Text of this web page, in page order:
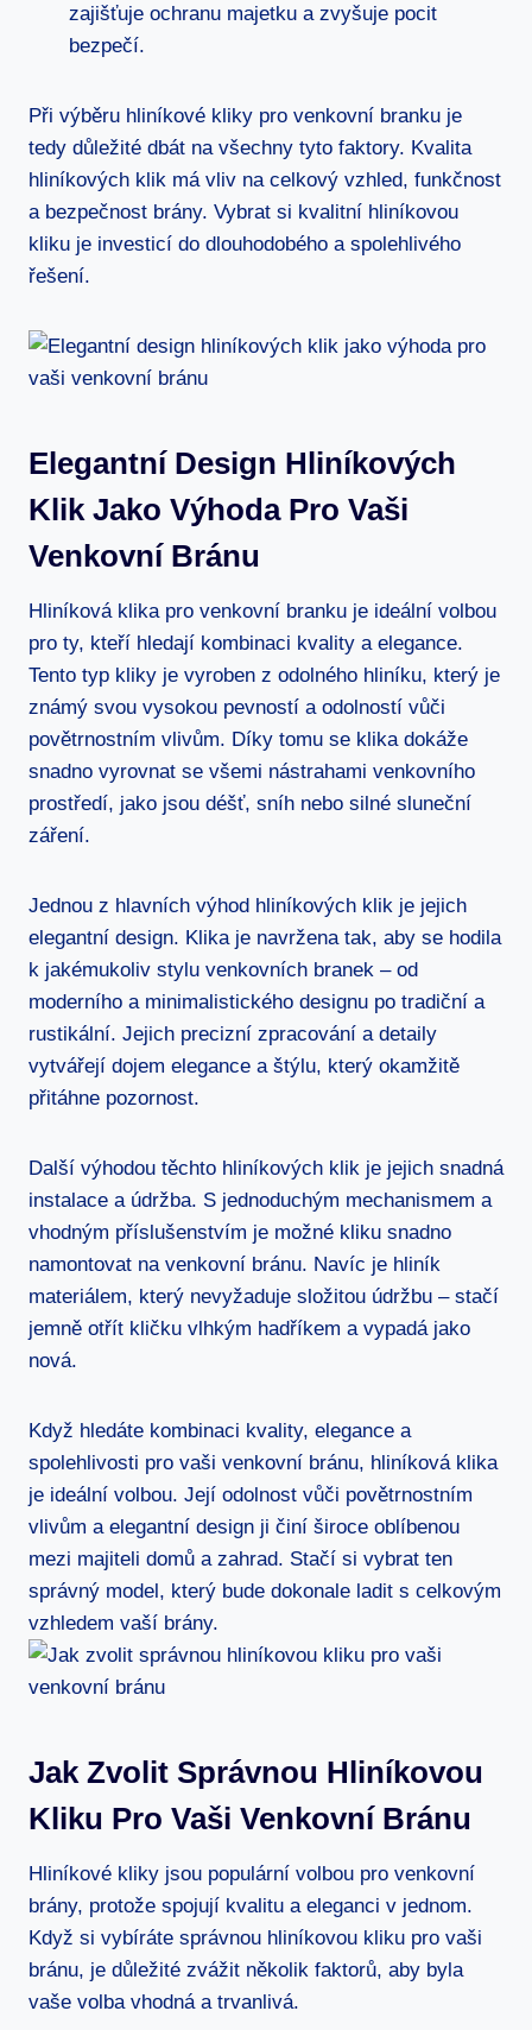
zajišťuje ochranu⁣ majetku a zvyšuje pocit
bezpečí.
Při výběru hliníkové kliky pro venkovní branku je
tedy důležité dbát ‌na všechny tyto faktory. Kvalita
hliníkových klik má vliv na celkový vzhled, funkčnost
‌a bezpečnost brány. ‌Vybrat si kvalitní hliníkovou‍
kliku⁢ je investicí do dlouhodobého a spolehlivého
řešení.
Elegantní Design Hliníkových
Klik Jako Výhoda‍ Pro Vaši
Venkovní Bránu
Hliníková⁣ klika pro venkovní branku ⁣je ideální volbou
pro ty, kteří hledají kombinaci kvality a elegance.
Tento typ kliky je⁤ vyroben z odolného hliníku, který‌ je
známý svou vysokou pevností a odolností‍ vůči​
povětrnostním vlivům. ⁤Díky tomu ⁤se klika dokáže
‌snadno vyrovnat se všemi nástrahami venkovního
prostředí, jako jsou déšť, sníh nebo silné sluneční
záření.
Jednou z hlavních výhod‌ hliníkových klik je jejich
elegantní design. Klika je navržena tak, aby se hodila
k jakémukoliv stylu venkovních branek – od
⁢moderního a minimalistického designu po tradiční a
rustikální. Jejich precizní zpracování a detaily
vytvářejí dojem elegance a štýlu, který okamžitě
přitáhne pozornost.
Další⁤ výhodou těchto hliníkových klik je jejich snadná
instalace a údržba. ​S jednoduchým mechanismem a
vhodným příslušenstvím je možné​ kliku snadno
namontovat na venkovní bránu. Navíc je hliník
materiálem, který nevyžaduje složitou údržbu​ – stačí
jemně otřít kličku vlhkým hadříkem a vypadá jako
nová.
Když hledáte⁤ kombinaci kvality, elegance a
spolehlivosti pro​ vaši venkovní‍ bránu, hliníková ⁢klika ​
je ideální volbou. Její odolnost⁤ vůči povětrnostním
vlivům a elegantní ‌design ⁢ji činí široce oblíbenou
mezi majiteli domů a zahrad. Stačí⁣ si vybrat ten
správný model, který bude dokonale ladit s celkovým
vzhledem vaší brány.
Jak Zvolit Správnou Hliníkovou
Kliku Pro Vaši Venkovní Bránu
Hliníkové kliky jsou​ populární volbou pro venkovní
brány, protože spojují kvalitu a eleganci v jednom.
Když si vybíráte správnou hliníkovou kliku pro vaši⁢
bránu, je ‌důležité ⁣zvážit několik faktorů, aby byla
vaše volba vhodná a trvanlivá.